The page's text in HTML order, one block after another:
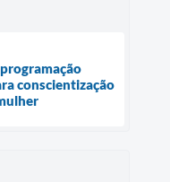
conscientização